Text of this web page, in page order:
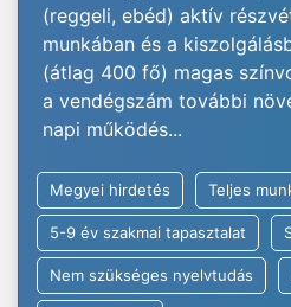
(reggeli, ebéd) aktív
munkában és a
(átlag 400 fő) magas
a vendégszám további
napi működés...
Megyei hirdetés Teljes
5-9 év szakmai tapasztalat
Nem szükséges nyelvtudás